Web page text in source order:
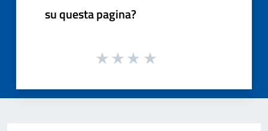
su questa pagina?